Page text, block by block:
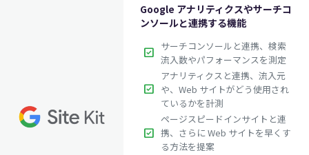
Google アナリティクスやサーチコ
ンソールと連携する機能
check_box サーチコンソールと連携、検索
流入数やパフォーマンスを測定
check_box
アナリティクスと連携、流入元
や、Web サイトがどう使用され
ているかを計測
check_box
ページスピードインサイトと連
携、さらに Web サイトを早くす
る方法を提案